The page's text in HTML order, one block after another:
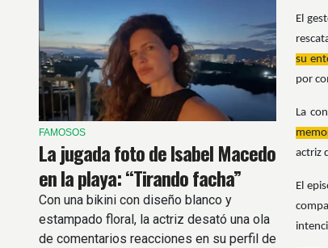
FAMOSOS
La jugada foto de Isabel Macedo
en la playa: “Tirando facha”
Con una bikini con diseño blanco y
estampado floral, la actriz desató una ola
de comentarios reacciones en su perfil de
El
su
por
La
actriz
El